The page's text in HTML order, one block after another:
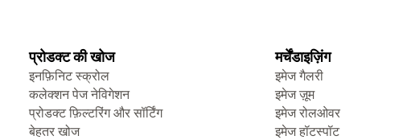
प्रोडक्ट की खोज
इनफ़िनिट स्क्रोल
कलेक्शन पेज नेविगेशन
प्रोडक्ट फ़िल्टरिंग और सॉर्टिंग
बेहतर खोज
मर्चेंडाइज़िंग
इमेज गैलरी
इमेज ज़ूम
इमेज रोलओवर
इमेज हॉटस्पॉट